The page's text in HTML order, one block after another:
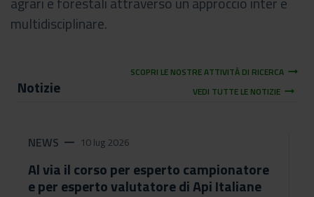
multidisciplinare.
SCOPRI LE NOSTRE ATTIVITÀ DI RICERCA arrow_right_alt
Notizie VEDI TUTTE LE NOTIZIE arrow_right_alt
NEWS remove 10 lug 2026
Al via il corso per esperto campionatore
e per esperto valutatore di Api Italiane